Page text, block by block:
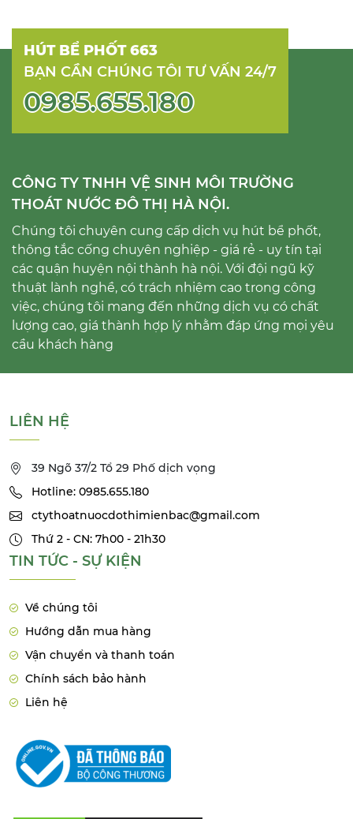
HÚT BỂ PHỐT 663
BẠN CẦN CHÚNG TÔI TƯ VẤN 24/7
0985.655.180
CÔNG TY TNHH VỆ SINH MÔI TRƯỜNG
THOÁT NƯỚC ĐÔ THỊ HÀ NỘI.
Chúng tôi chuyên cung cấp dịch vụ hút bể phốt,
thông tắc cống chuyên nghiệp - giá rẻ - uy tín tại
các quận huyện nội thành hà nội. Với đội ngũ kỹ
thuật lành nghề, có trách nhiệm cao trong công
việc, chúng tôi mang đến những dịch vụ có chất
lượng cao, giá thành hợp lý nhằm đáp ứng mọi yêu
cầu khách hàng
LIÊN HỆ
39 Ngõ 37/2 Tổ 29 Phố dịch vọng
Hotline: 0985.655.180
ctythoatnuocdothimienbac@gmail.com
Thứ 2 - CN: 7h00 - 21h30
TIN TỨC - SỰ KIỆN
Về chúng tôi
Hướng dẫn mua hàng
Vận chuyển và thanh toán
Chính sách bảo hành
Liên hệ